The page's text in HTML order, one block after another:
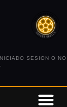
SESION O